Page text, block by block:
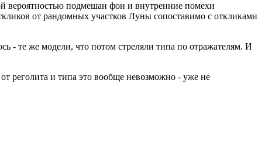
вероятностью подмешан фон и внутренние помехи
от рандомных участков Луны сопоставимо с откликами
- те же модели, что потом стреляли типа по отражателям. И
реголита и типа это вообще невозможно - уже не